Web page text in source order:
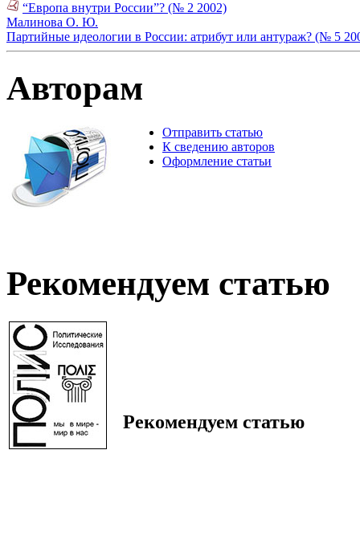
“Европа внутри России”? (№ 2 2002)
Малинова О. Ю.
Партийные идеологии в России: атрибут или антураж? (№ 5
Авторам
Отправить статью
К сведению авторов
Оформление статьи
Рекомендуем статью
Рекомендуем статью